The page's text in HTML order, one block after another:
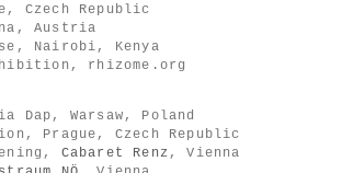
Czech Republic
Austria
Nairobi, Kenya
rhizome.org
Dap, Warsaw, Poland
Prague, Czech Republic
Cabaret Renz , Vienna